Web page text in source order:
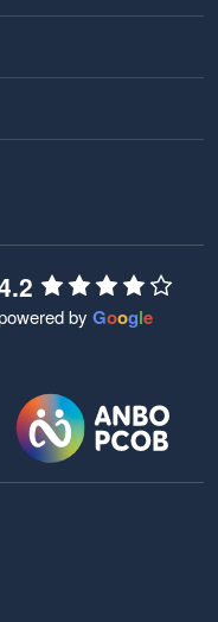
by Google